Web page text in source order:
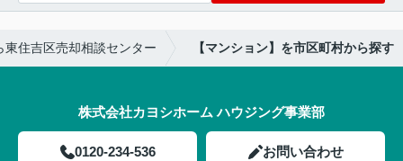
住吉区売却相談センター 【マンション】を市区町村から探す
株式会社カヨシホーム ハウジング事業部
0120-234-536 お問い合わせ